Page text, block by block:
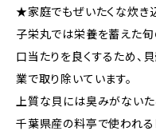
★家庭でもぜいたくな炊き
子栄丸では栄養を蓄えた旬
口当たりを良くするため、
業で取り除いています。
上質な貝には臭みがないた
千葉県産の料亭で使われる